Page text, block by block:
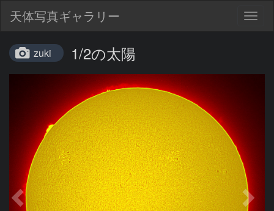
天体写真ギャラリー
zuki 1/2の太陽